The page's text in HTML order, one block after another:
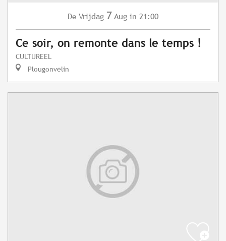
De Vrijdag 7 Aug in 21:00
Ce soir, on remonte dans le temps !
CULTUREEL
Plougonvelin